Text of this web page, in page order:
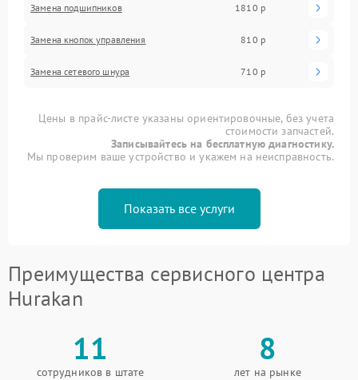
Замена подшипников 1810 р
Замена кнопок управления 810 р
Замена сетевого шнура 710 р
Цены в прайс-листе указаны ориентировочные, без учета
стоимости запчастей.
Записывайтесь на бесплатную диагностику.
Мы проверим ваше устройство и укажем на неисправность.
Показать все услуги
Преимущества сервисного центра
Hurakan
11
сотрудников в штате
8
лет на рынке